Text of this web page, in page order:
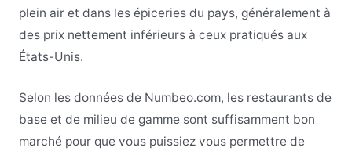
plein air et dans les épiceries du pays, généralement à
des prix nettement inférieurs à ceux pratiqués aux
États-Unis.
Selon les données de Numbeo.com, les restaurants de
base et de milieu de gamme sont suffisamment bon
marché pour que vous puissiez vous permettre de